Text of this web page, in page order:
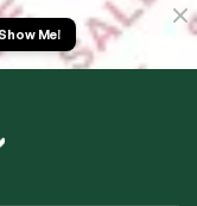
Me!